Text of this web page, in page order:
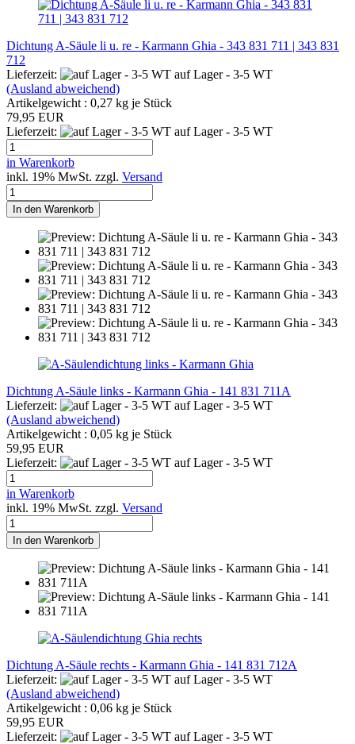
Dichtung A-Säule li u. re - Karmann Ghia - 343 831 711 | 343 831
712
Lieferzeit:
auf Lager - 3-5 WT
(Ausland abweichend)
Artikelgewicht : 0,27 kg je Stück
79,95 EUR
Lieferzeit:
auf Lager - 3-5 WT
in Warenkorb
inkl. 19% MwSt. zzgl. Versand
In den Warenkorb
Dichtung A-Säule links - Karmann Ghia - 141 831 711A
Lieferzeit:
auf Lager - 3-5 WT
(Ausland abweichend)
Artikelgewicht : 0,05 kg je Stück
59,95 EUR
Lieferzeit:
auf Lager - 3-5 WT
in Warenkorb
inkl. 19% MwSt. zzgl. Versand
In den Warenkorb
Dichtung A-Säule rechts - Karmann Ghia - 141 831 712A
Lieferzeit:
auf Lager - 3-5 WT
(Ausland abweichend)
Artikelgewicht : 0,06 kg je Stück
59,95 EUR
Lieferzeit:
auf Lager - 3-5 WT